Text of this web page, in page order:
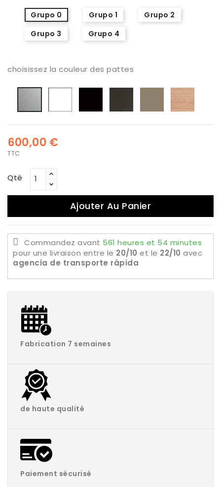
Grupo 0 Grupo 1
Grupo 2
Grupo 3
Grupo 4
choisissez la couleur des pattes
Tx-
oro
Haya
natural
600,00 €
TTC
Qté
Ajouter Au Panier
Commandez avant 561 heures et 54 minutes
pour une livraison entre le 20/10 et le 22/10 avec
agencia de transporte rápida
Fabrication 7 semaines
de haute qualité
Paiement sécurisé